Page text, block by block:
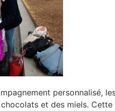
personnalisé,
et des miels.